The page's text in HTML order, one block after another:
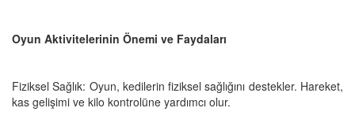
Oyun Aktivitelerinin Önemi ve Faydaları
Fiziksel Sağlık: Oyun, kedilerin fiziksel sağlığını destekler. Hareket,
kas gelişimi ve kilo kontrolüne yardımcı olur.